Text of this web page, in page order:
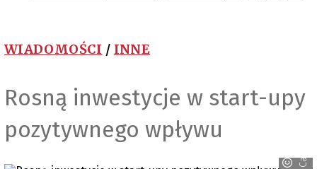
WIADOMOŚCI / INNE
Rosną inwestycje w start-upy
pozytywnego wpływu
Canva